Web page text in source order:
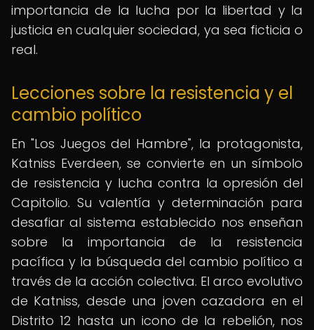
importancia de la lucha por la libertad y la
justicia en cualquier sociedad, ya sea ficticia o
real.
Lecciones sobre la resistencia y el
cambio político
En "Los Juegos del Hambre", la protagonista,
Katniss Everdeen, se convierte en un símbolo
de resistencia y lucha contra la opresión del
Capitolio. Su valentía y determinación para
desafiar al sistema establecido nos enseñan
sobre la importancia de la resistencia
pacífica y la búsqueda del cambio político a
través de la acción colectiva. El arco evolutivo
de Katniss, desde una joven cazadora en el
Distrito 12 hasta un icono de la rebelión, nos